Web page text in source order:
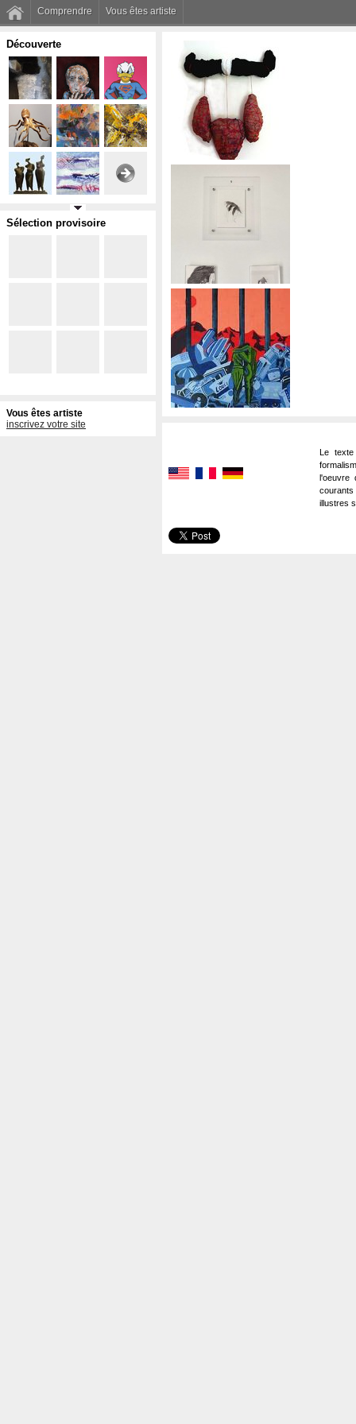
Comprendre Vous êtes artiste
Découverte
Sélection provisoire
Vous êtes artiste
inscrivez votre site
Le
l'oeuvre
illustres